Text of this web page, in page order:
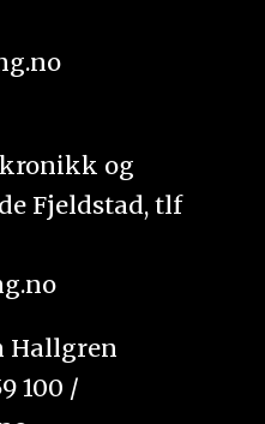
og
Fjeldstad, tlf
Hallgren
100 /